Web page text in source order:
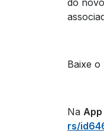
do
Baixe
Na App
rs/